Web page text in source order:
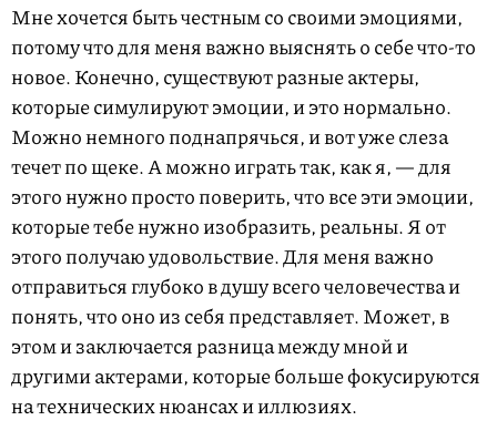
Мне хочется быть честным со своими эмоциями,
потому что для меня важно выяснять о себе что-то
новое. Конечно, существуют разные актеры,
которые симулируют эмоции, и это нормально.
Можно немного поднапрячься, и вот уже слеза
течет по щеке. А можно играть так, как я, — для
этого нужно просто поверить, что все эти эмоции,
которые тебе нужно изобразить, реальны. Я от
этого получаю удовольствие. Для меня важно
отправиться глубоко в душу всего человечества и
понять, что оно из себя представляет. Может, в
этом и заключается разница между мной и
другими актерами, которые больше фокусируются
на технических нюансах и иллюзиях.